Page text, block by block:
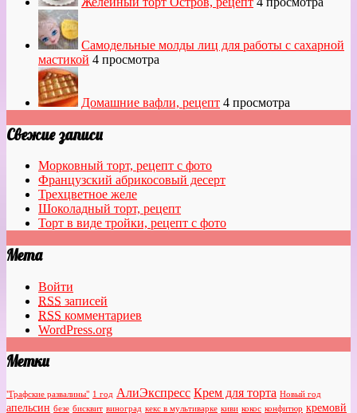
Самодельные молды лиц для работы с сахарной
мастикой 4 просмотра
Домашние вафли, рецепт 4 просмотра
Свежие записи
Морковный торт, рецепт с фото
Французский абрикосовый десерт
Трехцветное желе
Шоколадный торт, рецепт
Торт в виде тройки, рецепт с фото
Мета
Войти
RSS записей
RSS комментариев
WordPress.org
Метки
"Графские развалины" 1 год АлиЭкспресс Крем для торта Новый год
апельсин безе бисквит виноград кекс в мультиварке киви кокос конфитюр кремовй